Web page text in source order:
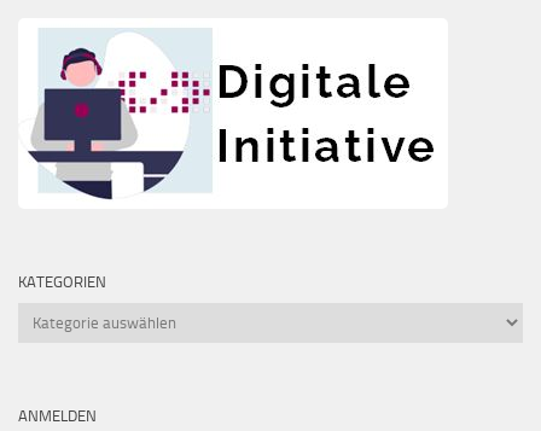
KATEGORIEN
Kategorien
ANMELDEN